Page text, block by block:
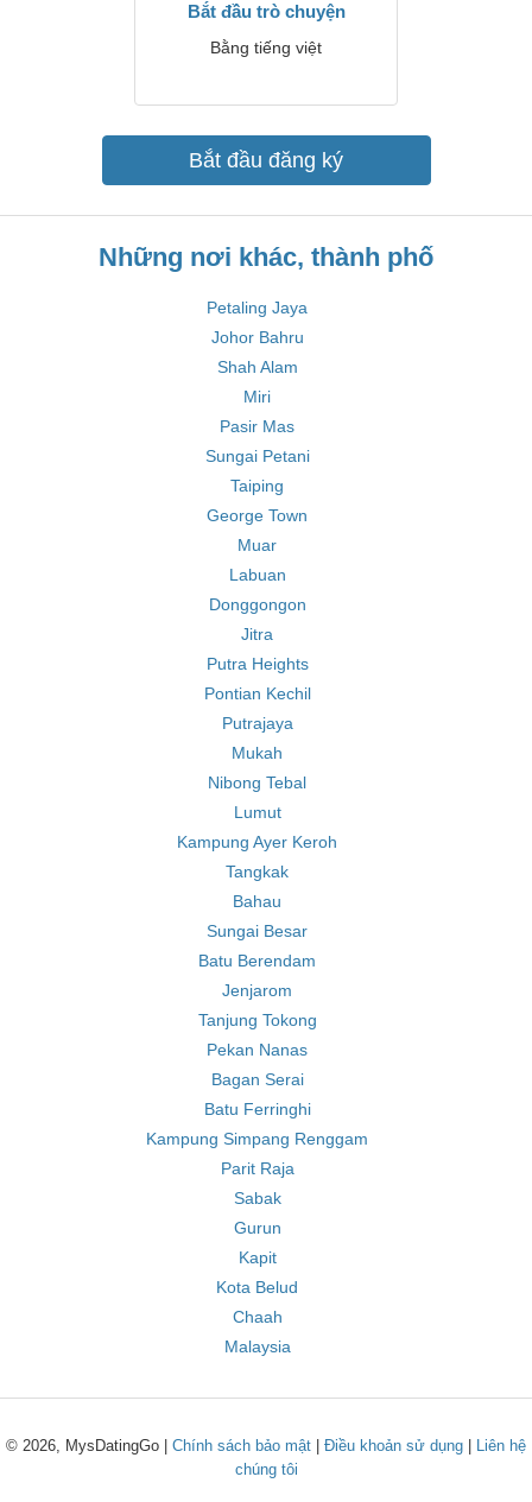
Bắt đầu trò chuyện
Bằng tiếng việt
Bắt đầu đăng ký
Những nơi khác, thành phố
Petaling Jaya
Johor Bahru
Shah Alam
Miri
Pasir Mas
Sungai Petani
Taiping
George Town
Muar
Labuan
Donggongon
Jitra
Putra Heights
Pontian Kechil
Putrajaya
Mukah
Nibong Tebal
Lumut
Kampung Ayer Keroh
Tangkak
Bahau
Sungai Besar
Batu Berendam
Jenjarom
Tanjung Tokong
Pekan Nanas
Bagan Serai
Batu Ferringhi
Kampung Simpang Renggam
Parit Raja
Sabak
Gurun
Kapit
Kota Belud
Chaah
Malaysia
© 2026, MysDatingGo | Chính sách bảo mật Điều khoản sử dụng
Liên hệ
chúng tôi